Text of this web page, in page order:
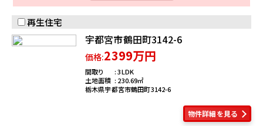
再生住宅
宇都宮市鶴田町3142-6
価格:2399万円
栃木県宇都宮市鶴田町3142-6
間取り
3LDK
土地面積
230.69
物件詳細を見る